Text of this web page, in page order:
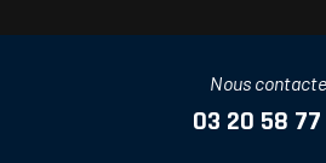
Nous
03 20 58 77